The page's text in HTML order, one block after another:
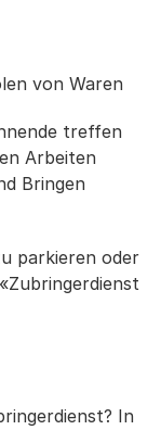
von Waren
treffen
Arbeiten
Bringen
parkieren oder
In